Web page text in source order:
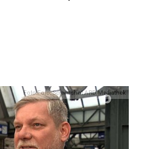
Foto:Foto: Screenshot ARD Mediathek